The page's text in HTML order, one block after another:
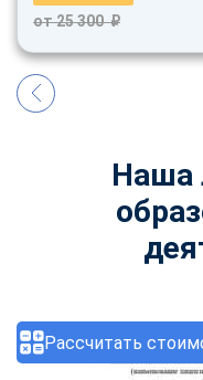
Рассчитать
от 25 300 ₽
Наша